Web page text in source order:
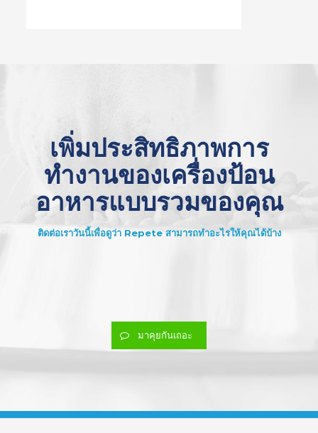
เพิ่มประสิทธิภาพการ
ทำงานของเครื่องป้อน
อาหารแบบรวมของคุณ
ติดต่อเราวันนี้เพื่อดูว่า Repete สามารถทำอะไรให้คุณได้บ้าง
มาคุยกันเถอะ